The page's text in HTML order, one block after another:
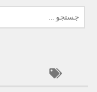
برای: